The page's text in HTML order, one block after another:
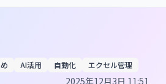
AI活用 自動化
エクセル管理
2025年12月3日 11:51